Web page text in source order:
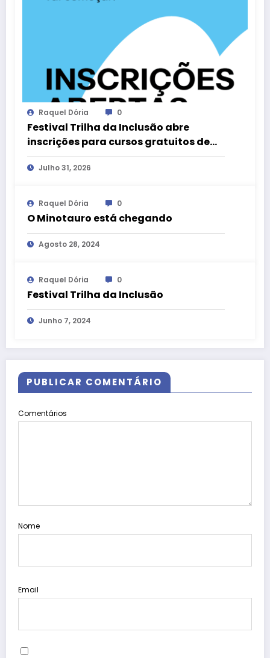
Raquel Dória 0
Festival Trilha da Inclusão abre
inscrições para cursos gratuitos de
acessibilidade cultural no DF
Julho 31, 2026
Raquel Dória 0
O Minotauro está chegando
Agosto 28, 2024
Raquel Dória 0
Festival Trilha da Inclusão
Junho 7, 2024
PUBLICAR COMENTÁRIO
Comentários
Nome
Email